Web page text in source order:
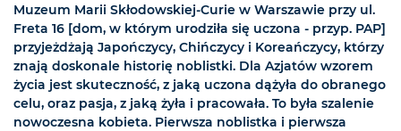
Muzeum Marii Skłodowskiej-Curie w Warszawie przy ul.
Freta 16 [dom, w którym urodziła się uczona - przyp. PAP]
przyjeżdżają Japończycy, Chińczycy i Koreańczycy, którzy
znają doskonale historię noblistki. Dla Azjatów wzorem
życia jest skuteczność, z jaką uczona dążyła do obranego
celu, oraz pasja, z jaką żyła i pracowała. To była szalenie
nowoczesna kobieta. Pierwsza noblistka i pierwsza